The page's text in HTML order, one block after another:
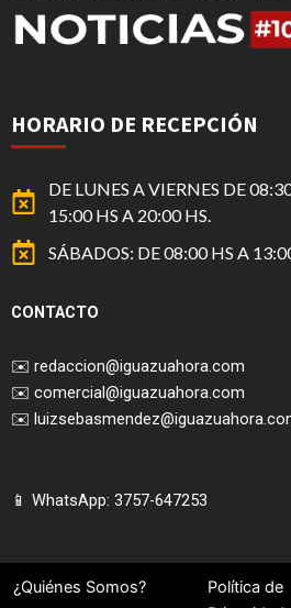
HORARIO DE RECEPCIÓN
DE LUNES A VIERNES DE
15:00 HS A 20:00 HS.
SÁBADOS: DE 08:00 HS A
CONTACTO
✉️ redaccion@iguazuahora.com
✉️ comercial@iguazuahora.com
✉️
📱 WhatsApp: 3757-647253
¿Quiénes Somos?
Política de